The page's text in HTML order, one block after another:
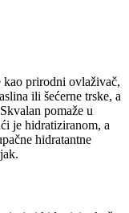
kao prirodni ovlaživač,
ili šećerne trske, a
pomaže u
je hidratiziranom, a
hidratantne